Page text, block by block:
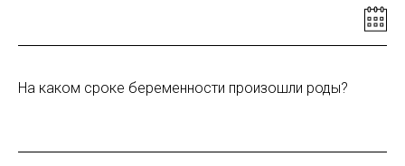
На каком сроке беременности произошли роды?